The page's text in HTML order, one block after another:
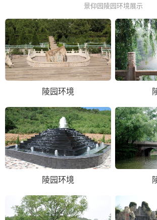
景仰园陵园环境展示
陵园环境
陵园环境